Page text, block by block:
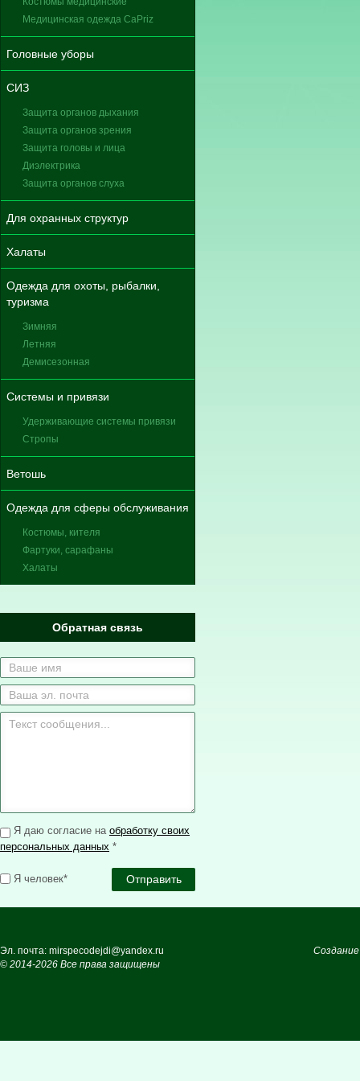
Медицинская одежда CaPriz
Головные уборы
СИЗ
Защита органов дыхания
Защита органов зрения
Защита головы и лица
Диэлектрика
Защита органов слуха
Для охранных структур
Халаты
Одежда для охоты, рыбалки,
туризма
Зимняя
Летняя
Демисезонная
Системы и привязи
Удерживающие системы привязи
Стропы
Ветошь
Одежда для сферы обслуживания
Костюмы, кителя
Фартуки, сарафаны
Халаты
Обратная связь
Я даю согласие на обработку своих
персональных данных *
Я человек*
Эл. почта: mirspecodejdi@yandex.ru
© 2014-2026 Все права защищены